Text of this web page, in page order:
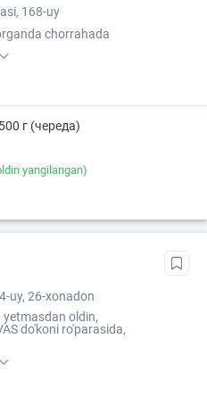
168-uy
chorrahada
г (череда)
yangilangan)
uy, 26-xonadon
oldin,
do'koni ro'parasida,